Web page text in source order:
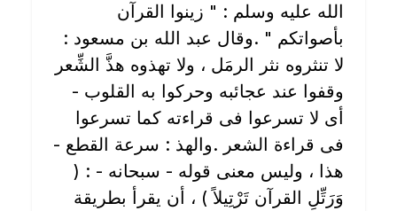
الله عليه وسلم : " زينوا القرآن
بأصواتكم " .وقال عبد الله بن مسعود :
لا تنثروه نثر الرمَل ، ولا تهذوه هذَّ الشِّعر
وقفوا عند عجائبه وحركوا به القلوب -
أى لا تسرعوا فى قراءته كما تسرعوا
فى قراءة الشعر .والهذ : سرعة القطع -
هذا ، وليس معنى قوله - سبحانه - : (
وَرَتِّلِ القرآن تَرْتِيلاً ) ، أن يقرأ بطريقة